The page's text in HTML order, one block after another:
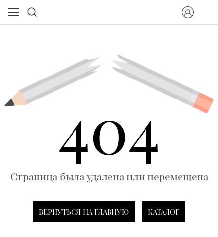
404
Страница была удалена или перемещена
ВЕРНУТЬСЯ НА ГЛАВНУЮ КАТАЛОГ